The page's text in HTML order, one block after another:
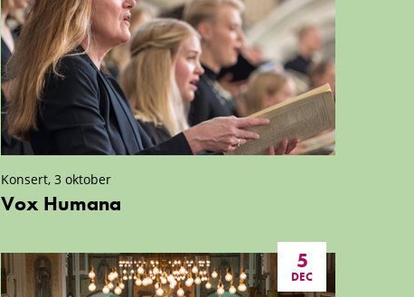
Konsert, 3 oktober
Vox Humana
5
DEC